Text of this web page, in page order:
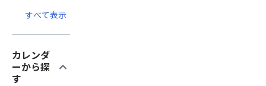
すべて表示
カレンダ
ーから探
す
expand_more